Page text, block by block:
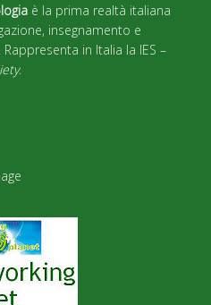
è la prima realtà italiana
insegnamento e
in Italia la IES –
.